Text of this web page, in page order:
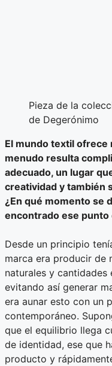
Pieza de la
de Degerónimo
El mundo textil ofrece
menudo resulta
adecuado, un lugar
creatividad y también
¿En qué momento se
encontrado ese punto
Desde un principio
marca era producir de
naturales y cantidades
evitando así generar
era aunar esto con un
contemporáneo.
que el equilibrio llega
de identidad, ese que
producto y